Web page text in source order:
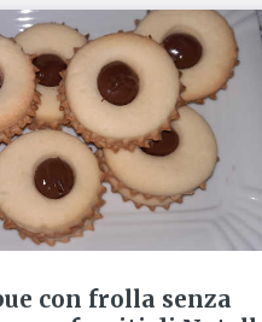
con frolla senza